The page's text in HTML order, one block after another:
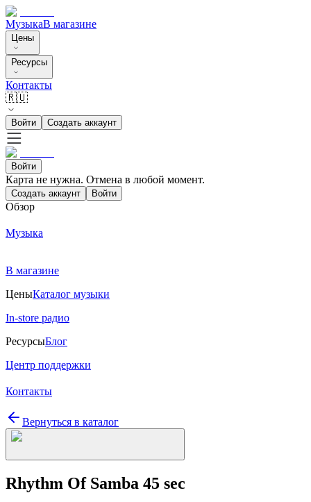
МузыкаВ магазине
Цены
Ресурсы
Контакты
🇷🇺
Войти Создать аккаунт
Войти
Карта не нужна. Отмена в любой момент.
Создать аккаунт Войти
Обзор
Музыка
В магазине
ЦеныКаталог музыки
In-store радио
РесурсыБлог
Центр поддержки
Контакты
Вернуться в каталог
Rhythm Of Samba 45 sec